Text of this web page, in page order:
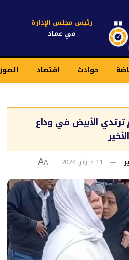
رئيس مجلس الإدارة
مي عماد
حوادث اقتصاد
ترتدي الأبيض في وداع
11 فبراير، 2024 A
A